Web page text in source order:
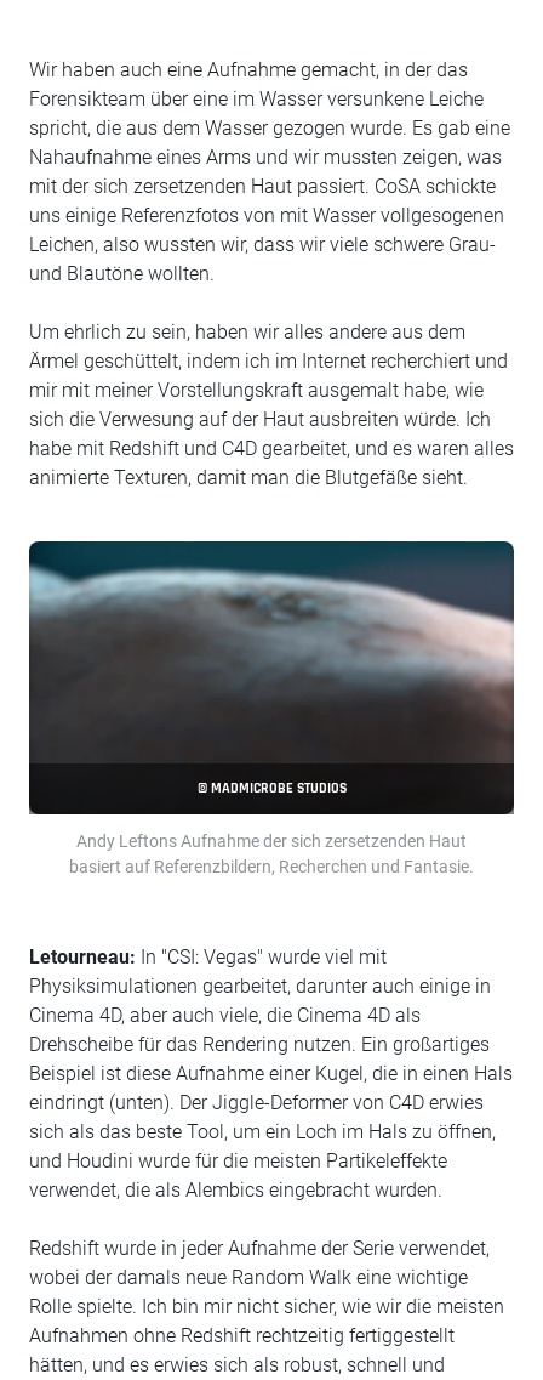
Wir haben auch eine Aufnahme gemacht, in der das
Forensikteam über eine im Wasser versunkene Leiche
spricht, die aus dem Wasser gezogen wurde. Es gab eine
Nahaufnahme eines Arms und wir mussten zeigen, was
mit der sich zersetzenden Haut passiert. CoSA schickte
uns einige Referenzfotos von mit Wasser vollgesogenen
Leichen, also wussten wir, dass wir viele schwere Grau-
und Blautöne wollten.
Um ehrlich zu sein, haben wir alles andere aus dem
Ärmel geschüttelt, indem ich im Internet recherchiert und
mir mit meiner Vorstellungskraft ausgemalt habe, wie
sich die Verwesung auf der Haut ausbreiten würde. Ich
habe mit Redshift und C4D gearbeitet, und es waren alles
animierte Texturen, damit man die Blutgefäße sieht.
© MADMICROBE STUDIOS
Andy Leftons Aufnahme der sich zersetzenden Haut
basiert auf Referenzbildern, Recherchen und Fantasie.
Letourneau: In "CSI: Vegas" wurde viel mit
Physiksimulationen gearbeitet, darunter auch einige in
Cinema 4D, aber auch viele, die Cinema 4D als
Drehscheibe für das Rendering nutzen. Ein großartiges
Beispiel ist diese Aufnahme einer Kugel, die in einen Hals
eindringt (unten). Der Jiggle-Deformer von C4D erwies
sich als das beste Tool, um ein Loch im Hals zu öffnen,
und Houdini wurde für die meisten Partikeleffekte
verwendet, die als Alembics eingebracht wurden.
Redshift wurde in jeder Aufnahme der Serie verwendet,
wobei der damals neue Random Walk eine wichtige
Rolle spielte. Ich bin mir nicht sicher, wie wir die meisten
Aufnahmen ohne Redshift rechtzeitig fertiggestellt
hätten, und es erwies sich als robust, schnell und